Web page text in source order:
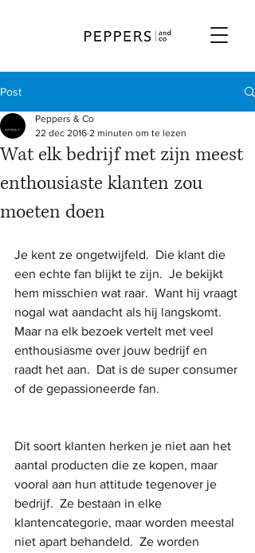
Post
Wat elk bedrijf met zijn meest
enthousiaste klanten zou
moeten doen
Peppers & Co
22 dec 2016 2 minuten om te lezen
Je kent ze ongetwijfeld.  Die klant die
een echte fan blijkt te zijn.  Je bekijkt
hem misschien wat raar.  Want hij vraagt
nogal wat aandacht als hij langskomt.
Maar na elk bezoek vertelt met veel
enthousiasme over jouw bedrijf en
raadt het aan.  Dat is de super consumer
of de gepassioneerde fan.
Dit soort klanten herken je niet aan het
aantal producten die ze kopen, maar
vooral aan hun attitude tegenover je
bedrijf.  Ze bestaan in elke
klantencategorie, maar worden meestal
niet apart behandeld.  Ze worden